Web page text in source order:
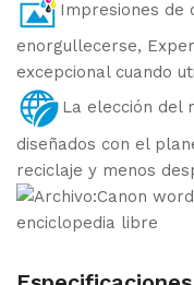
Impresiones de
enorgullecerse,
excepcional cuando
La elección del
diseñados con el
reciclaje y menos